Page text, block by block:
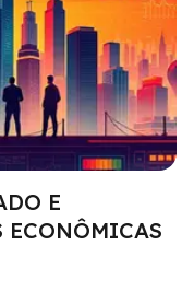
E
ECONÔMICAS